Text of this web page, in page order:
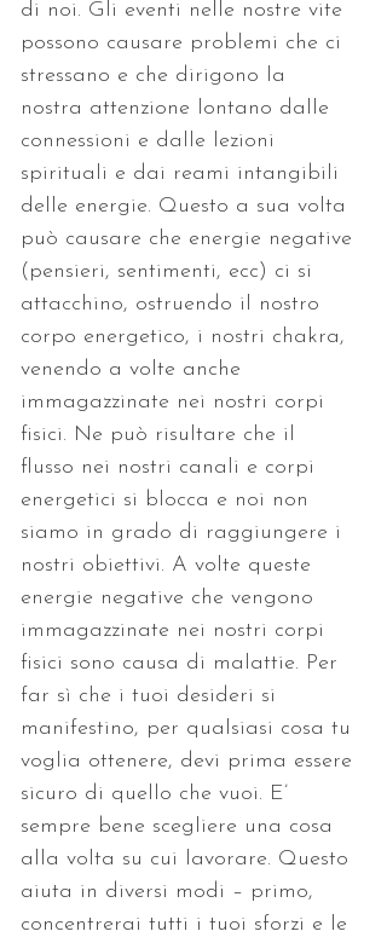
di noi. Gli eventi nelle nostre vite
possono causare problemi che ci
stressano e che dirigono la
nostra attenzione lontano dalle
connessioni e dalle lezioni
spirituali e dai reami intangibili
delle energie. Questo a sua volta
può causare che energie negative
(pensieri, sentimenti, ecc) ci si
attacchino, ostruendo il nostro
corpo energetico, i nostri chakra,
venendo a volte anche
immagazzinate nei nostri corpi
fisici. Ne può risultare che il
flusso nei nostri canali e corpi
energetici si blocca e noi non
siamo in grado di raggiungere i
nostri obiettivi. A volte queste
energie negative che vengono
immagazzinate nei nostri corpi
fisici sono causa di malattie. Per
far sì che i tuoi desideri si
manifestino, per qualsiasi cosa tu
voglia ottenere, devi prima essere
sicuro di quello che vuoi. E’
sempre bene scegliere una cosa
alla volta su cui lavorare. Questo
aiuta in diversi modi – primo,
concentrerai tutti i tuoi sforzi e le